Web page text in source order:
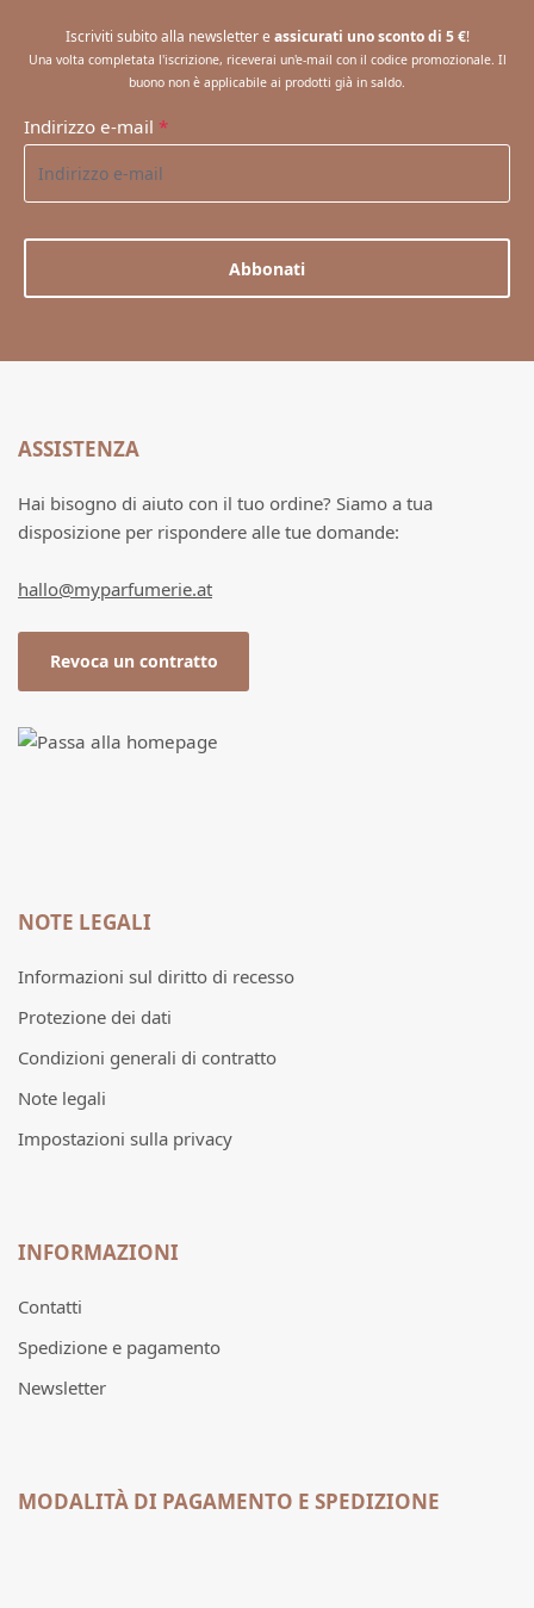
Iscriviti subito alla newsletter e assicurati uno sconto di 5 €!
Una volta completata l'iscrizione, riceverai un'e-mail con il codice promozionale. Il
buono non è applicabile ai prodotti già in saldo.
Indirizzo e-mail *
Abbonati
ASSISTENZA
Hai bisogno di aiuto con il tuo ordine? Siamo a tua
disposizione per rispondere alle tue domande:
hallo@myparfumerie.at
Revoca un contratto
NOTE LEGALI
Informazioni sul diritto di recesso
Protezione dei dati
Condizioni generali di contratto
Note legali
Impostazioni sulla privacy
INFORMAZIONI
Contatti
Spedizione e pagamento
Newsletter
MODALITÀ DI PAGAMENTO E SPEDIZIONE